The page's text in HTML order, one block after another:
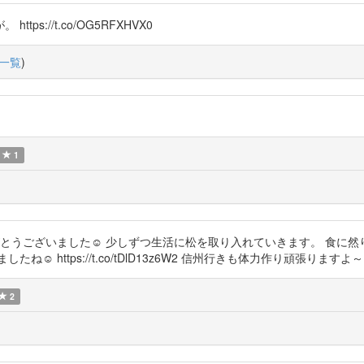
https://t.co/OG5RFXHVX0
覧)
1
うございました☺ 少しずつ生活に松を取り入れていきます。 食に
したね☺ https://t.co/tDlD13z6W2 信州行きも体力作り頑張りますよ～
2